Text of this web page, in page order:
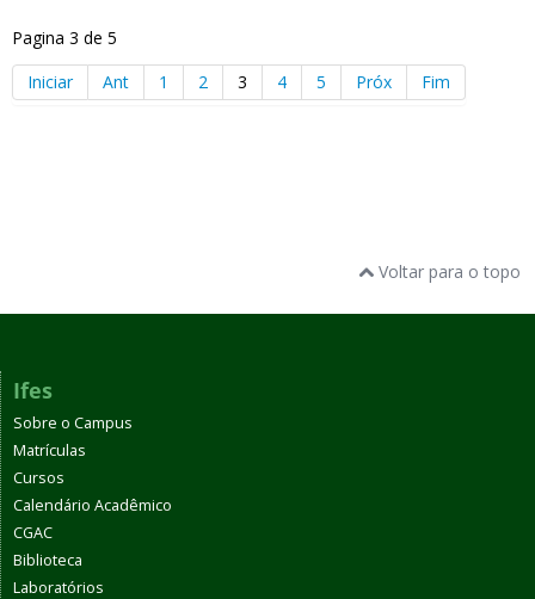
Pagina 3 de 5
Iniciar
Ant 1 2 3 4 5 Próx Fim
Voltar para o topo
Ifes
Sobre o Campus
Matrículas
Cursos
Calendário Acadêmico
CGAC
Biblioteca
Laboratórios